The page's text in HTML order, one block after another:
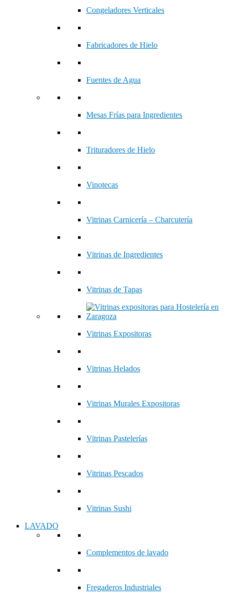
Congeladores Verticales
Fabricadores de Hielo
Fuentes de Agua
Mesas Frías para Ingredientes
Trituradores de Hielo
Vinotecas
Vitrinas Carnicería – Charcutería
Vitrinas de Ingredientes
Vitrinas de Tapas
Vitrinas Expositoras
Vitrinas Helados
Vitrinas Murales Expositoras
Vitrinas Pastelerías
Vitrinas Pescados
Vitrinas Sushi
LAVADO
Complementos de lavado
Fregaderos Industriales